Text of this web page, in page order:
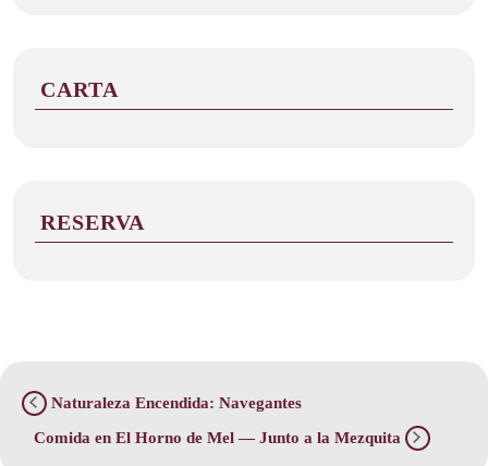
CARTA
RESERVA
Naturaleza Encendida: Navegantes
Comida en El Horno de Mel — Junto a la Mezquita